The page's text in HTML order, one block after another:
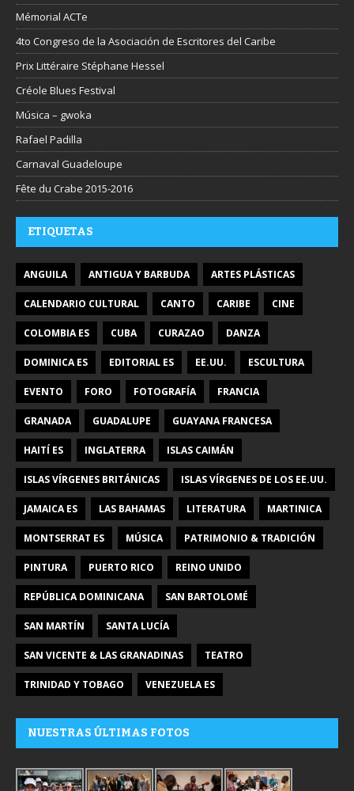
Mémorial ACTe
4to Congreso de la Asociación de Escritores del Caribe
Prix Littéraire Stéphane Hessel
Créole Blues Festival
Música – gwoka
Rafael Padilla
Carnaval Guadeloupe
Fête du Crabe 2015-2016
ETIQUETAS
ANGUILA ANTIGUA Y BARBUDA ARTES PLÁSTICAS
CALENDARIO CULTURAL CANTO CARIBE CINE
COLOMBIA ES CUBA CURAZAO DANZA
DOMINICA ES EDITORIAL ES EE.UU. ESCULTURA
EVENTO FORO FOTOGRAFÍA FRANCIA
GRANADA GUADALUPE GUAYANA FRANCESA
HAITÍ ES INGLATERRA ISLAS CAIMÁN
ISLAS VÍRGENES BRITÁNICAS ISLAS VÍRGENES DE LOS EE.UU.
JAMAICA ES LAS BAHAMAS LITERATURA MARTINICA
MONTSERRAT ES MÚSICA PATRIMONIO & TRADICIÓN
PINTURA PUERTO RICO REINO UNIDO
REPÚBLICA DOMINICANA SAN BARTOLOMÉ
SAN MARTÍN SANTA LUCÍA
SAN VICENTE & LAS GRANADINAS TEATRO
TRINIDAD Y TOBAGO VENEZUELA ES
NUESTRAS ÚLTIMAS FOTOS